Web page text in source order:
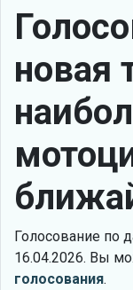
новая
Голосование по
16.04.2026. Вы
голосования.